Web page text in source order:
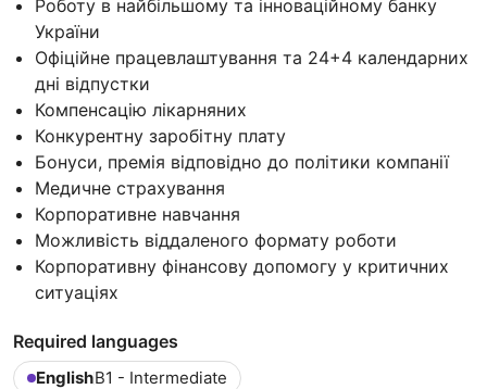
Роботу в найбільшому та інноваційному банку
України
Офіційне працевлаштування та 24+4 календарних
дні відпустки
Компенсацію лікарняних
Конкурентну заробітну плату
Бонуси, премія відповідно до політики компанії
Медичне страхування
Корпоративне навчання
Можливість віддаленого формату роботи
Корпоративну фінансову допомогу у критичних
ситуаціях
Required languages
EnglishB1 - Intermediate